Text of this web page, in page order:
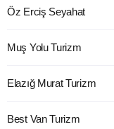
Öz Erciş Seyahat
Muş Yolu Turizm
Elazığ Murat Turizm
Best Van Turizm